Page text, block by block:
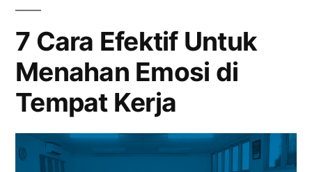
7 Cara Efektif Untuk
Menahan Emosi di
Tempat Kerja